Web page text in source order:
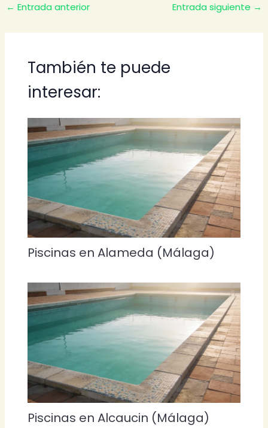
← Entrada anterior Entrada siguiente →
También te puede
interesar:
Piscinas en Alameda (Málaga)
Piscinas en Alcaucin (Málaga)